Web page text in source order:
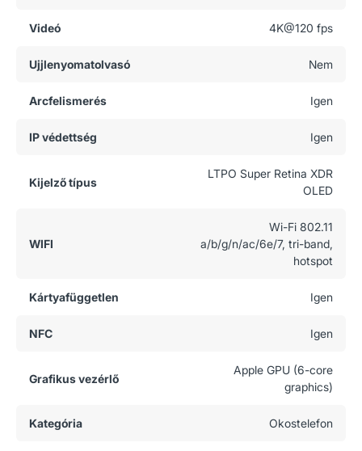
Videó 4K@120 fps
Ujjlenyomatolvasó Nem
Arcfelismerés Igen
IP védettség Igen
Kijelző típus
LTPO Super Retina XDR
OLED
WIFI
Wi-Fi 802.11
a/b/g/n/ac/6e/7, tri-band,
hotspot
Kártyafüggetlen Igen
NFC Igen
Grafikus vezérlő
Apple GPU (6-core
graphics)
Kategória Okostelefon